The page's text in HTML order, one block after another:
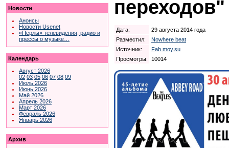
Новости
Анонсы
Новости Usenet
«Перлы» телевидения, радио и
прессы о музыке…
Календарь
Август 2026
02 03 05 06 07 08 09
Июль 2026
Июнь 2026
Май 2026
Апрель 2026
Март 2026
Февраль 2026
Январь 2026
Архив
переходов"
Дата:
29 августа 2014 года
Разместил:
Nowhere beat
Источник:
Fab.moy.su
Просмотры:
10014